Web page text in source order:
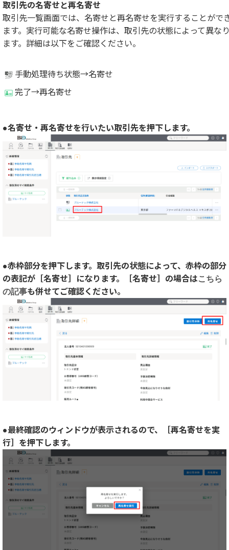
取引先の名寄せと再名寄せ
取引先一覧画面では、名寄せと再名寄せを実行することがで
ます。実行可能な名寄せ操作は、取引先の状態によって異な
ます。詳細は以下をご確認ください。
手動処理待ち状態→名寄せ
完了→再名寄せ
●名寄せ・再名寄せを行いたい取引先を押下します。
●赤枠部分を押下します。取引先の状態によって、赤枠の部分
の表記が［名寄せ］になります。［名寄せ］の場合はこちら
の記事も併せてご確認ください。
●最終確認のウィンドウが表示されるので、［再名寄せを実
行］を押下します。